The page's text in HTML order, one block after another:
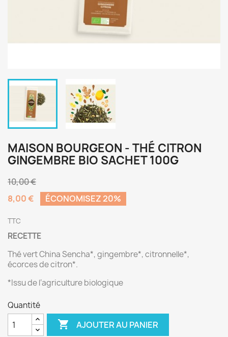
MAISON BOURGEON - THÉ CITRON
GINGEMBRE BIO SACHET 100G
10,00 €
8,00 €
ÉCONOMISEZ 20%
TTC
RECETTE
Thé vert China Sencha*, gingembre*, citronnelle*,
écorces de citron*.
*Issu de l‘agriculture biologique
Quantité
 AJOUTER AU PANIER